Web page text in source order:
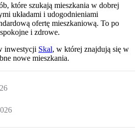
które szukają mieszkania w dobrej
układami i udogodnieniami
ofertę mieszkaniową. To po
i zdrowe.
inwestycji Skal, w której znajdują się w
nowe mieszkania.